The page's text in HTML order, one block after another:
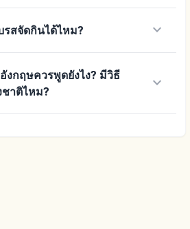
สจัดกินได้ไหม? keyboard_arrow_down
งกฤษควรพูดยังไง? มีวิธี
าติไหม?
keyboard_arrow_down